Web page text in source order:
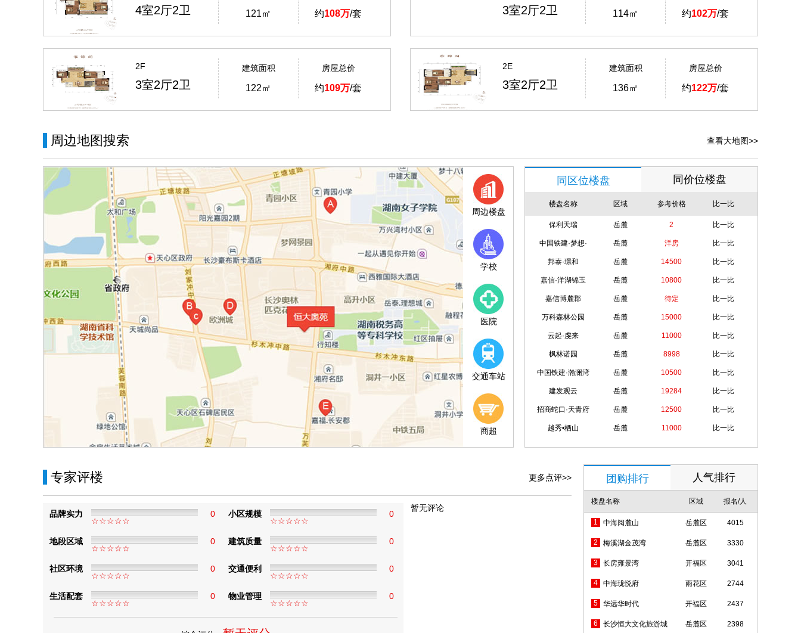
416 商业 普通商品房 毛坯房 12.66 可售
405 商业 普通商品房 39.28 26.08 13.20 可售
404 4 商业 普通商品房 毛坯房 44.54 29.58 14.97 可售
319 3 商业 普通商品房 毛坯房 40.22 26.71 13.52 可售
316
315 3 商业 普通商品房 毛坯房 37.65 25.00 12.66 可售
商业 普通商品房 48.22 16.21 可售
3 商业 普通商品房 毛坯房 37.65 12.66 可售
商业 普通商品房 毛坯房 37.65 12.66
3 商业 毛坯房 38.52 25.57
毛坯房
309 商业 普通商品房 毛坯房 38.74 25.72 13.02
308 商业 普通商品房 毛坯房 38.74 13.02
307 商业 普通商品房 毛坯房 41.68
13.20
普通商品房 13.20
商业 普通商品房 44.54 29.58 14.97
普通商品房
1904 可售
37.82 11.87 可售
普通商品房
普通商品房
1614 16 住宅 普通商品房 毛坯房 11.43 可售
可售
4室2厅2卫 121㎡ 约108万/套 3室2厅2卫 114㎡ 约102万/套
2F
3室2厅2卫
建筑面积
122㎡
房屋总价
约109万/套
2E
3室2厅2卫
建筑面积
136㎡
房屋总价
约122万/套
周边地图搜索 查看大地图>>
周边楼盘
学校
医院
交通车站
商超
同区位楼盘 同价位楼盘
楼盘名称 区域 参考价格 比一比
保利天瑞 岳麓 2 比一比
中国铁建·梦想· 岳麓 洋房 比一比
邦泰·璟和 岳麓 14500 比一比
嘉信·洋湖锦玉 岳麓 10800 比一比
嘉信博麓郡 岳麓 待定 比一比
万科森林公园 岳麓 15000 比一比
云起·虔来 岳麓 11000 比一比
枫林诺园 岳麓 8998 比一比
中国铁建·瀚澜湾 岳麓 10500 比一比
建发观云 岳麓 19284 比一比
招商蛇口·天青府 岳麓 12500 比一比
越秀•栖山 岳麓 11000 比一比
专家评楼 更多点评>>
品牌实力
☆☆☆☆☆
0 小区规模
☆☆☆☆☆
0
地段区域
☆☆☆☆☆
0 建筑质量
☆☆☆☆☆
0
社区环境
☆☆☆☆☆
0 交通便利
☆☆☆☆☆
0
生活配套
☆☆☆☆☆
0 物业管理
☆☆☆☆☆
0
暂无评论
团购排行 人气排行
楼盘名称 区域 报名/人
1 中海阅麓山 岳麓区 4015
2 梅溪湖金茂湾 岳麓区 3330
3 长房雍景湾 开福区 3041
4 中海珑悦府 雨花区 2744
5 华远华时代 开福区 2437
6 长沙恒大文化旅游城 岳麓区 2398